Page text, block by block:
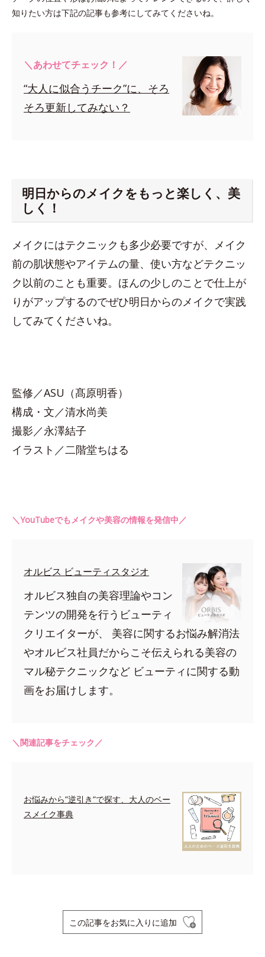
知りたい方は下記の記事も参考にしてみてくださいね。
＼あわせてチェック！／
“大人に似合うチーク”に、そろ
そろ更新してみない？
明日からのメイクをもっと楽しく、美
しく！
メイクにはテクニックも多少必要ですが、メイク
前の肌状態やアイテムの量、使い方などテクニッ
ク以前のことも重要。ほんの少しのことで仕上が
りがアップするのでぜひ明日からのメイクで実践
してみてくださいね。
監修／ASU（髙原明香）
構成・文／清水尚美
撮影／永澤結子
イラスト／二階堂ちはる
＼YouTubeでもメイクや美容の情報を発信中／
オルビス ビューティスタジオ
オルビス独自の美容理論やコン
テンツの開発を行うビューティ
クリエイターが、 美容に関するお悩み解消法
やオルビス社員だからこそ伝えられる美容の
マル秘テクニックなど ビューティに関する動
画をお届けします。
＼関連記事をチェック／
お悩みから”逆引き”で探す、大人のベー
スメイク事典
この記事をお気に入りに追加